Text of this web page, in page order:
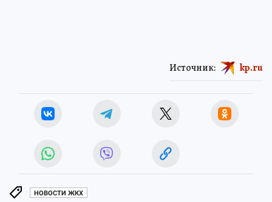
Источник: kp.ru
НОВОСТИ ЖКХ